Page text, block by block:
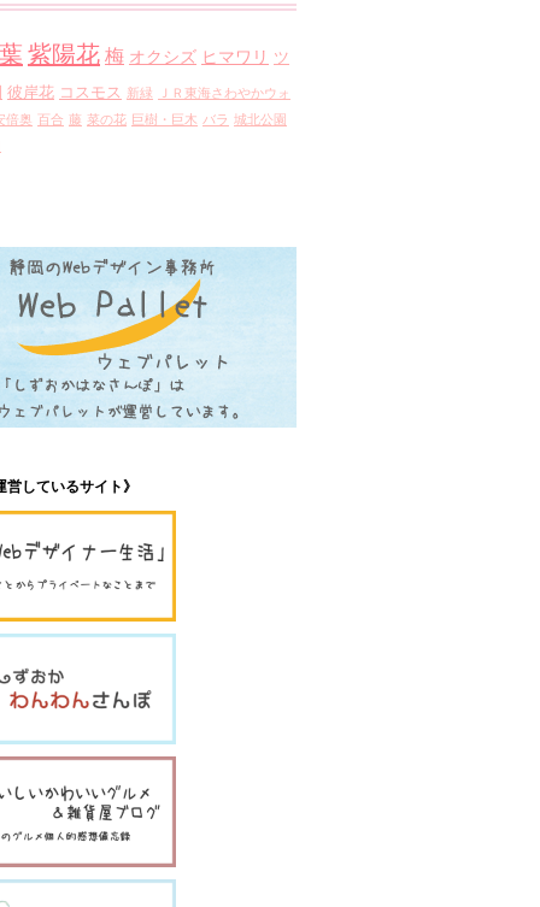
紫陽花 梅 オクシズ ヒマワリ ツ
彼岸花 コスモス 新緑
ＪＲ東海さわやかウォ
倍奥 百合 藤 菜の花 巨樹・巨木 バラ 城北公園
営しているサイト》